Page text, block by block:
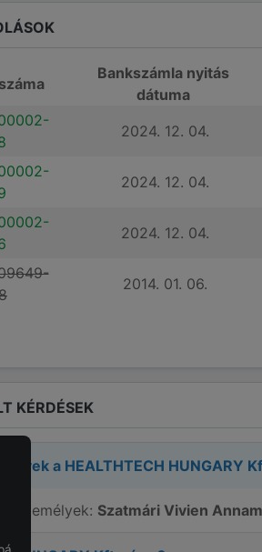
Bankszámla nyitás
dátuma
2024. 12. 04.
2024. 12. 04.
2024. 12. 04.
2014. 01. 06.
KÉRDÉSEK
a HEALTHTECH HUNGARY
személyek: Szatmári Vivien